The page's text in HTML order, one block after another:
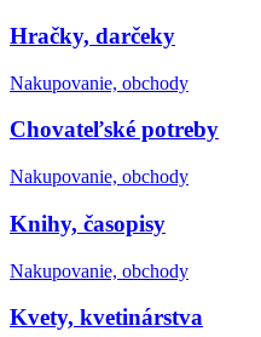
Hračky, darčeky
Nakupovanie, obchody
Chovateľské potreby
Nakupovanie, obchody
Knihy, časopisy
Nakupovanie, obchody
Kvety, kvetinárstva